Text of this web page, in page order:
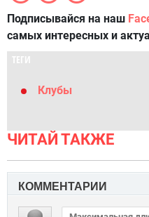
Подписывайся на наш
самых интересных и
ТЕГИ
Клубы
ЧИТАЙ ТАКЖЕ
КОММЕНТАРИИ